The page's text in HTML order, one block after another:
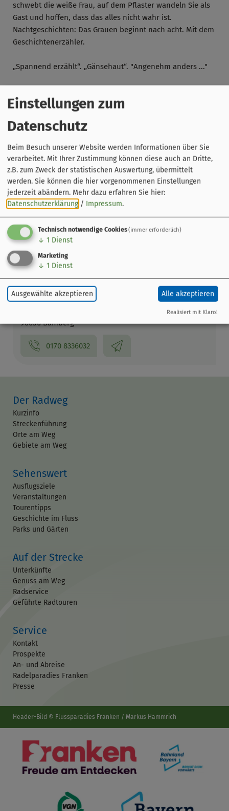
schwebt die weiße Frau, auf dem Pflaster wandeln Sie als
Gast und hoffen, dass das alles nicht wahr ist.
Nachtgeschichten: Das Grauen beginnt nach acht. Mit dem
Geschichtenerzähler.
„Spannend erzählt“. „Gänsehaut“. "Angenehm anders ..."
Veranstaltung ohne festen Ort
Bamberg
Veranstalter
BamBerk - Der Bamberger
Geschichtenerzähler
96050 Bamberg
0170 8336032
Der Radweg
Kurzinfo
Streckenführung
Orte am Weg
Gebiete am Weg
Sehenswert
Ausflugsziele
Veranstaltungen
Tourentipps
Geschichte im Fluss
Parks und Gärten
Auf der Strecke
Unterkünfte
Genuss am Weg
Radservice
Geführte Radtouren
Service
Kontakt
Prospekte
An- und Abreise
Radelparadies Franken
Presse
Header-Bild © Flussparadies Franken / Markus Hammrich
Einstellungen zum
Datenschutz
Beim Besuch unserer Website werden Informationen über Sie
verarbeitet. Mit Ihrer Zustimmung können diese auch an Dritte,
z.B. zum Zweck der statistischen Auswertung, übermittelt
werden. Sie können die hier vorgenommenen Einstellungen
jederzeit abändern. Mehr dazu erfahren Sie hier:
Datenschutzerklärung / Impressum.
Technisch notwendige Cookies(immer erforderlich)
↓ 1 Dienst
Marketing
↓ 1 Dienst
Ausgewählte akzeptieren Alle akzeptieren
Realisiert mit Klaro!